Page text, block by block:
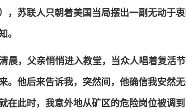
，苏联人只朝着美国当局摆出一副无动于
。
晨，父亲悄悄进入教堂，当众人唱着复活
。他后来告诉我，突然间，他确信我安然
在此时，我意外地从矿区的危险岗位被调